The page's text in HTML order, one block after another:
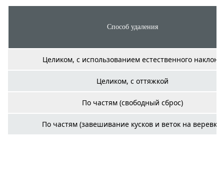
Способ удаления
Целиком, с использованием естественного наклона
Целиком, с оттяжкой
По частям (свободный сброс)
По частям (завешивание кусков и веток на веревку)